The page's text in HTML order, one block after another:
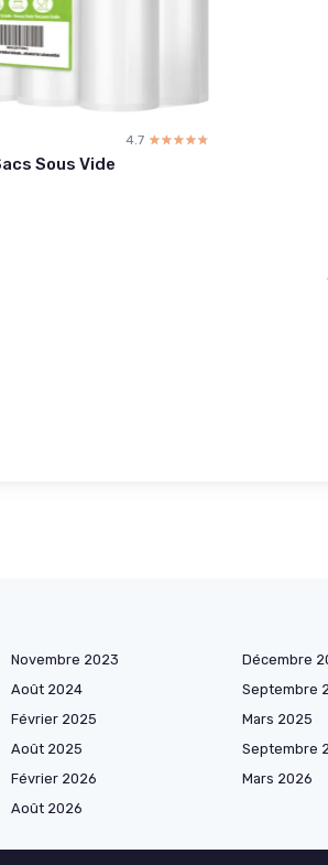
4.7 ☆☆☆☆☆
★★★★★
Sous Vide
Novembre 2023 Décembre
Août 2024 Septembre
Février 2025 Mars 2025
Août 2025 Septembre
Février 2026 Mars 2026
Août 2026